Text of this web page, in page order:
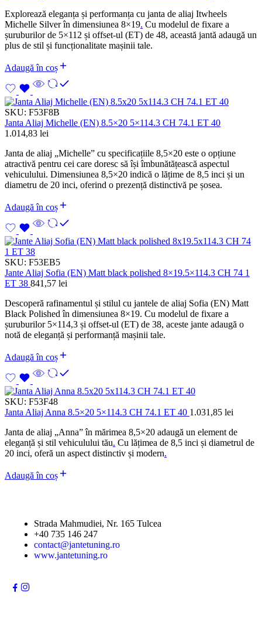
Explorează eleganța și performanța cu janta de aliaj Itwheels
Michelle Silver în dimensiunea 8×19. Cu modelul de fixare a
șuruburilor de 5×112 și offset-ul (ET) de 48, această jantă adaugă un
plus de stil și funcționalitate mașinii tale.
Adaugă în coș
SKU: F53F8B
Janta Aliaj Michelle (EN) 8.5×20 5×114.3 CH 74.1 ET 40
1.014,83 lei
Janta de aliaj „Michelle” cu specificațiile 8,5×20 este o opțiune
atractivă pentru cei care doresc să își îmbunătățească aspectul
vehiculului. Dimensiunea 8,5×20 indică o lățime de 8,5 inci și un
diametru de 20 inci, oferind o prezență distinctivă pe șosea.
Adaugă în coș
SKU: F53EB5
Jante Aliaj Sofia (EN) Matt black polished 8×19.5×114.3 CH 74 1
ET 38 841,57 lei
Descoperă rafinamentul și stilul cu jantele de aliaj Sofia (EN) Matt
Black Polished în dimensiunea 8×19. Cu modelul de fixare a
șuruburilor 5×114,3 și offset-ul (ET) de 38, aceste jante adaugă o
notă de eleganță și performanță mașinii tale.
Adaugă în coș
SKU: F53F48
Janta Aliaj Anna 8.5×20 5×114.3 CH 74.1 ET 40 1.031,85 lei
Janta de aliaj „Anna” în mărimea 8,5×20 adaugă un element de
eleganță și stil vehiculului tău. Cu lățimea de 8,5 inci și diametrul de
20 inci, oferă un aspect distinctiv și modern.
Adaugă în coș
Strada Mahmudiei, Nr. 165 Tulcea
+40 735 146 247
contact@jantetuning.ro
www.jantetuning.ro